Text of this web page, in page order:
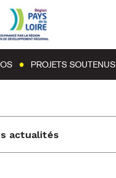
PROJETS SOUTENUS
actualités